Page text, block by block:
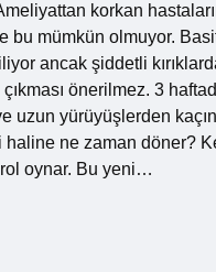
korkan
bu mümkün olmuyor.
ancak şiddetli
önerilmez. 3
uzun yürüyüşlerden
haline ne zaman döner?
rol oynar. Bu yeni…